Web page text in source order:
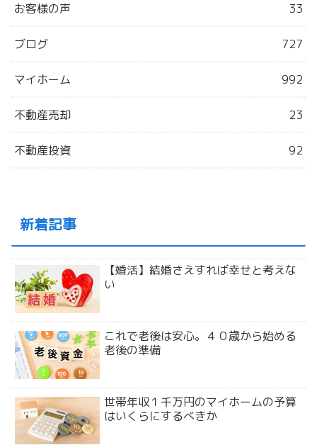
お客様の声 33
ブログ 727
マイホーム 992
不動産売却 23
不動産投資 92
新着記事
【婚活】結婚さえすれば幸せと考えな
い
これで老後は安心。４０歳から始める
老後の準備
世帯年収１千万円のマイホームの予算
はいくらにするべきか